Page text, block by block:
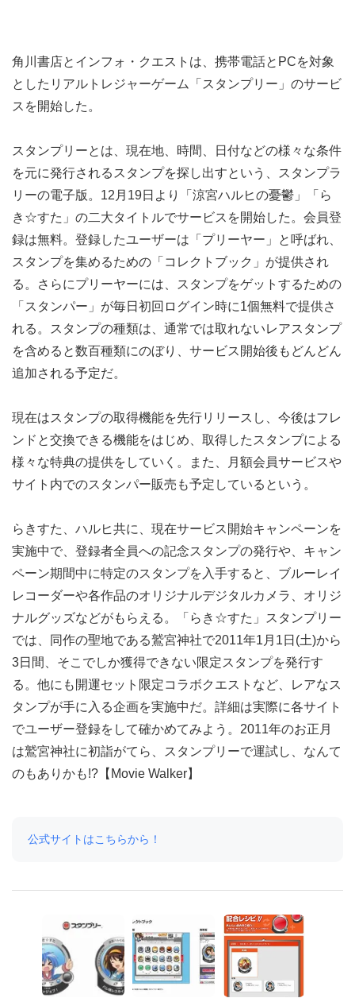
角川書店とインフォ・クエストは、携帯電話とPCを対象
としたリアルトレジャーゲーム「スタンプリー」のサービ
スを開始した。
スタンプリーとは、現在地、時間、日付などの様々な条件
を元に発行されるスタンプを探し出すという、スタンプラ
リーの電子版。12月19日より「涼宮ハルヒの憂鬱」「ら
き☆すた」の二大タイトルでサービスを開始した。会員登
録は無料。登録したユーザーは「プリーヤー」と呼ばれ、
スタンプを集めるための「コレクトブック」が提供され
る。さらにプリーヤーには、スタンプをゲットするための
「スタンパー」が毎日初回ログイン時に1個無料で提供さ
れる。スタンプの種類は、通常では取れないレアスタンプ
を含めると数百種類にのぼり、サービス開始後もどんどん
追加される予定だ。
現在はスタンプの取得機能を先行リリースし、今後はフレ
ンドと交換できる機能をはじめ、取得したスタンプによる
様々な特典の提供をしていく。また、月額会員サービスや
サイト内でのスタンパー販売も予定しているという。
らきすた、ハルヒ共に、現在サービス開始キャンペーンを
実施中で、登録者全員への記念スタンプの発行や、キャン
ペーン期間中に特定のスタンプを入手すると、ブルーレイ
レコーダーや各作品のオリジナルデジタルカメラ、オリジ
ナルグッズなどがもらえる。「らき☆すた」スタンプリー
では、同作の聖地である鷲宮神社で2011年1月1日(土)から
3日間、そこでしか獲得できない限定スタンプを発行す
る。他にも開運セット限定コラボクエストなど、レアなス
タンプが手に入る企画を実施中だ。詳細は実際に各サイト
でユーザー登録をして確かめてみよう。2011年のお正月
は鷲宮神社に初詣がてら、スタンプリーで運試し、なんて
のもありかも!?【Movie Walker】
公式サイトはこちらから！